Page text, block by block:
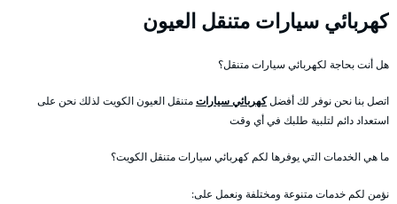
كهربائي سيارات متنقل العيون
هل أنت بحاجة لكهربائي سيارات متنقل؟
اتصل بنا نحن نوفر لك أفضلكهربائي سياراتمتنقل العيون الكويت لذلك نحن على
استعداد دائم لتلبية طلبك في أي وقت
ما هي الخدمات التي يوفرها لكم كهربائي سيارات متنقل الكويت؟
نؤمن لكم خدمات متنوعة ومختلفة ونعمل على: